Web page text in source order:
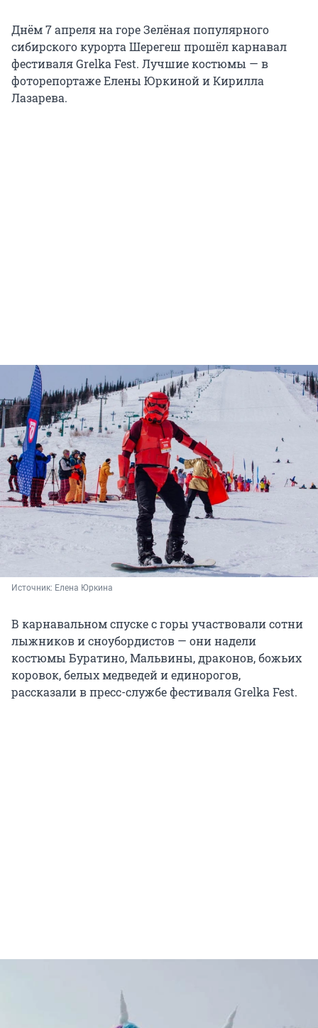
Днём 7 апреля на горе Зелёная популярного
сибирского курорта Шерегеш прошёл карнавал
фестиваля Grelka Fest. Лучшие костюмы — в
фоторепортаже Елены Юркиной и Кирилла
Лазарева.
Источник: Елена Юркина
В карнавальном спуске с горы участвовали сотни
лыжников и сноубордистов — они надели
костюмы Буратино, Мальвины, драконов, божьих
коровок, белых медведей и единорогов,
рассказали в пресс-службе фестиваля Grelka Fest.